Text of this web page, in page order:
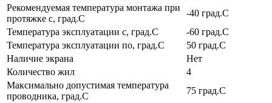
Рекомендуемая температура монтажа при
протяжке с, град.C
-40 град.C
Температура эксплуатации с, град.C
-60 град.C
Температура эксплуатации по, град.C
50 град.C
Наличие экрана
Нет
Количество жил
4
Максимально допустимая температура
проводника, град.C
75 град.C